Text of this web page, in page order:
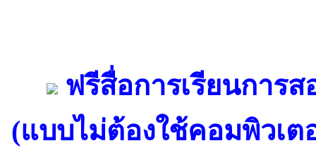
ฟรีสื่อการเรียนการ
(แบบไม่ต้องใช้คอมพิวเต